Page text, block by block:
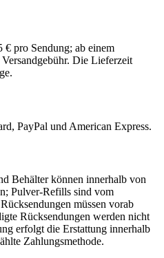
€ pro Sendung; ab einem
Die Lieferzeit
PayPal und American Express.
Behälter können innerhalb von
Pulver-Refills sind vom
müssen vorab
Rücksendungen werden nicht
erfolgt die Erstattung innerhalb
Zahlungsmethode.